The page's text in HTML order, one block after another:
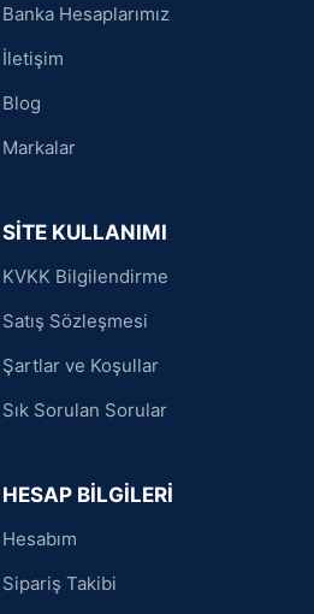
Banka Hesaplarımız
İletişim
Blog
Markalar
SİTE KULLANIMI
KVKK Bilgilendirme
Satış Sözleşmesi
Şartlar ve Koşullar
Sık Sorulan Sorular
HESAP BİLGİLERİ
Hesabım
Sipariş Takibi